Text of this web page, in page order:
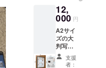
わせま
すの
で、多
少写真
がトリ
ミング
される
場合が
問題あ
りませ
ん。 ま
た、2枚
の写真
を異な
る送付
先に送
12,
000 円
A2サイ
ズの大
判写真
（3枚）
をご支
支援
者：